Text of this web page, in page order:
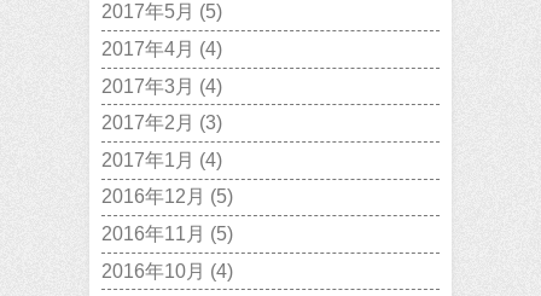
2017年5月 (5)
2017年4月 (4)
2017年3月 (4)
2017年2月 (3)
2017年1月 (4)
2016年12月 (5)
2016年11月 (5)
2016年10月 (4)